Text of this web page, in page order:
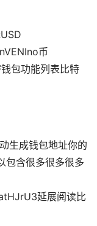
币
包功能列表比特
生成钱包地址你的
包含很多很多很多
延展阅读比